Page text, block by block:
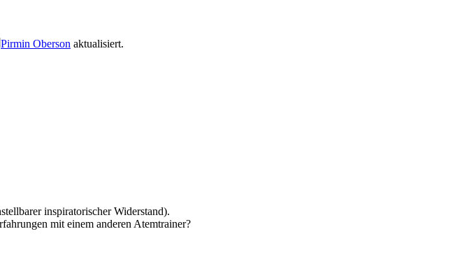
Pirmin Oberson aktualisiert.
inspiratorischer Widerstand).
mit einem anderen Atemtrainer?